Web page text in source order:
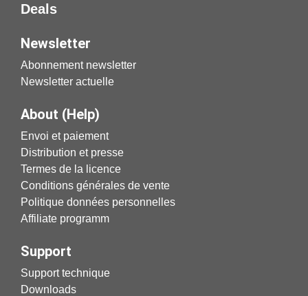
Deals
Newsletter
Abonnement newsletter
Newsletter actuelle
About (Help)
Envoi et paiement
Distribution et presse
Termes de la licence
Conditions générales de vente
Politique données personnelles
Affiliate programm
Support
Support technique
Downloads